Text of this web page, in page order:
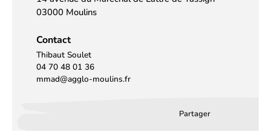
03000 Moulins
Contact
Thibaut Soulet
04 70 48 01 36
mmad@agglo-moulins.fr
Partager